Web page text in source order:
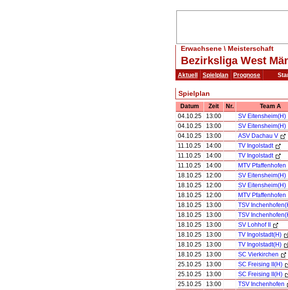
Erwachsene \ Meisterschaft
Bezirksliga West
Aktuell Spielplan Prognose
Spielplan
Datum Zeit Nr. Team A
04.10.25
13:00 SV Eitensheim(H)
04.10.25
13:00 SV Eitensheim(H)
04.10.25
13:00 ASV Dachau V
11.10.25
14:00 TV Ingolstadt
11.10.25
14:00 TV Ingolstadt
11.10.25
14:00 MTV Pfaffenhofen
18.10.25
12:00 SV Eitensheim(H)
18.10.25
12:00 SV Eitensheim(H)
18.10.25
12:00 MTV Pfaffenhofen
18.10.25
13:00 TSV
18.10.25
13:00 TSV
18.10.25
13:00 SV Lohhof II
18.10.25
13:00 TV Ingolstadt(H)
18.10.25
13:00 TV Ingolstadt(H)
18.10.25
13:00 SC Vierkirchen
25.10.25
13:00 SC Freising II(H)
25.10.25
13:00 SC Freising II(H)
25.10.25
13:00 TSV Inchenhofen